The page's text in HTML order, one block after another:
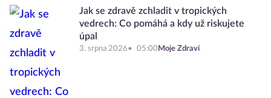
Jak se zdravě zchladit v tropických
vedrech: Co pomáhá a kdy už riskujete
úpal
3. srpna 2026 05:00 Moje Zdraví